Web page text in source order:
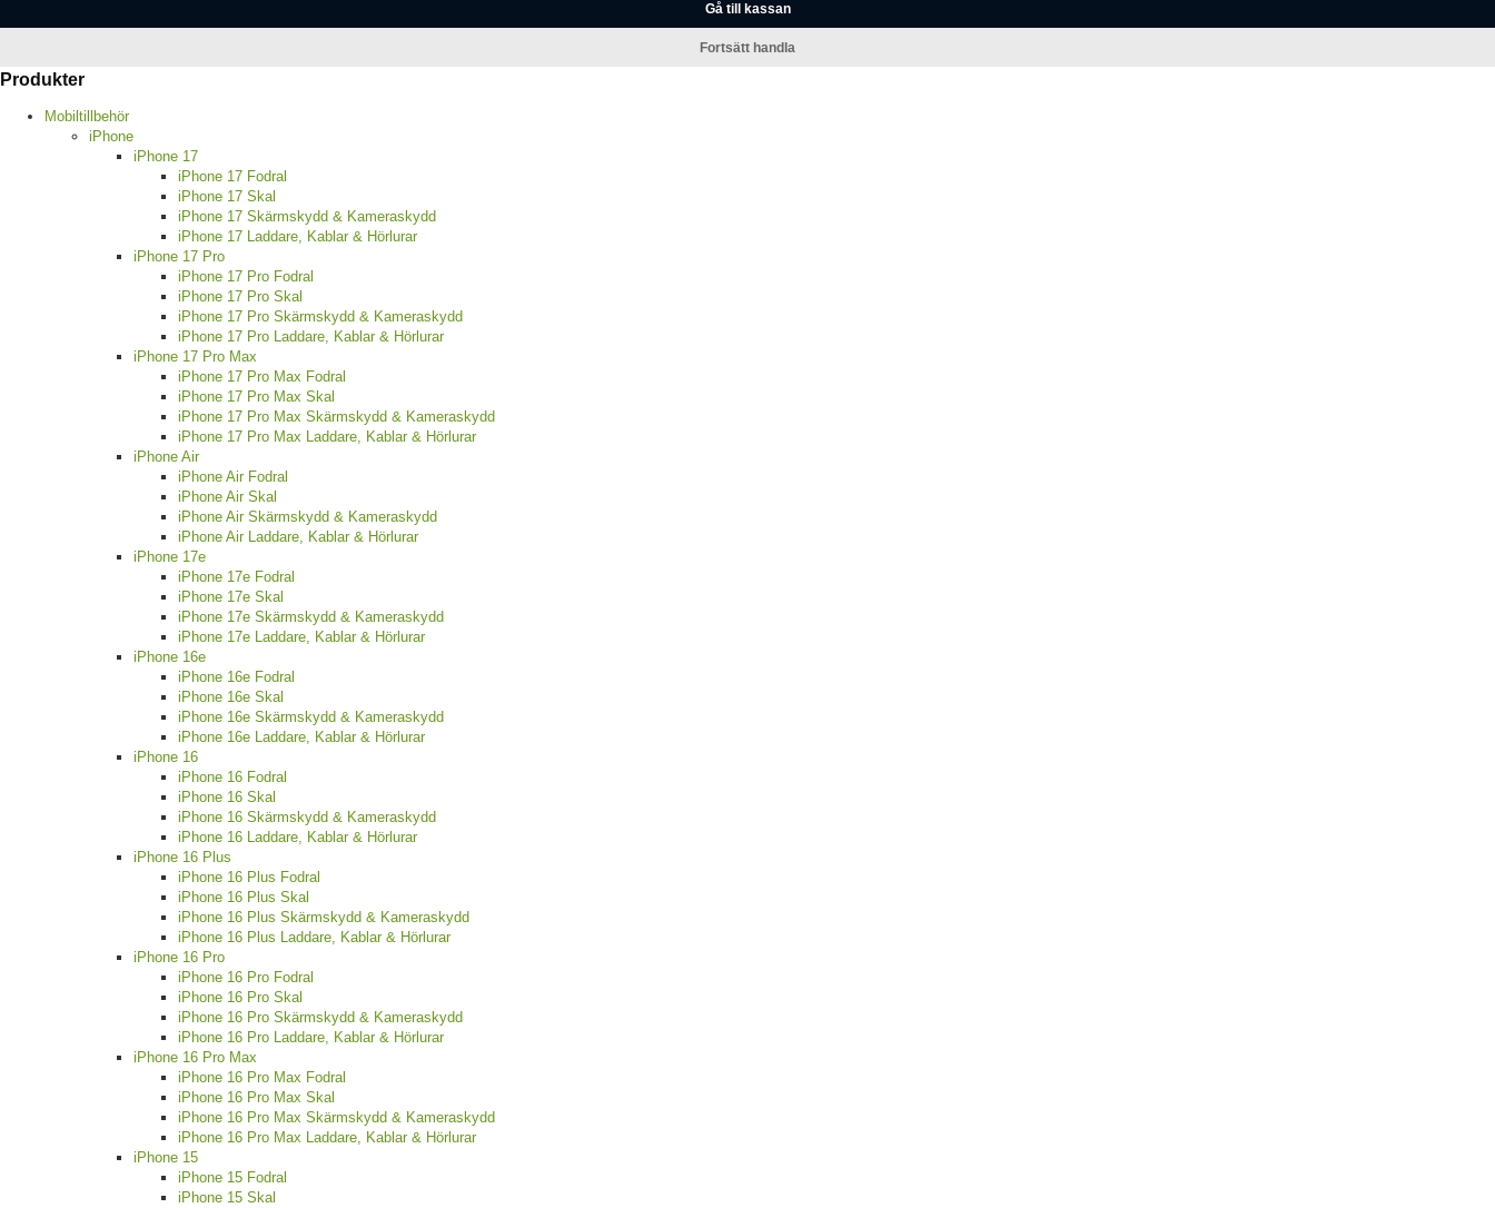
Gå till kassan
Fortsätt handla
Produkter
Mobiltillbehör
iPhone
iPhone 17
iPhone 17 Fodral
iPhone 17 Skal
iPhone 17 Skärmskydd & Kameraskydd
iPhone 17 Laddare, Kablar & Hörlurar
iPhone 17 Pro
iPhone 17 Pro Fodral
iPhone 17 Pro Skal
iPhone 17 Pro Skärmskydd & Kameraskydd
iPhone 17 Pro Laddare, Kablar & Hörlurar
iPhone 17 Pro Max
iPhone 17 Pro Max Fodral
iPhone 17 Pro Max Skal
iPhone 17 Pro Max Skärmskydd & Kameraskydd
iPhone 17 Pro Max Laddare, Kablar & Hörlurar
iPhone Air
iPhone Air Fodral
iPhone Air Skal
iPhone Air Skärmskydd & Kameraskydd
iPhone Air Laddare, Kablar & Hörlurar
iPhone 17e
iPhone 17e Fodral
iPhone 17e Skal
iPhone 17e Skärmskydd & Kameraskydd
iPhone 17e Laddare, Kablar & Hörlurar
iPhone 16e
iPhone 16e Fodral
iPhone 16e Skal
iPhone 16e Skärmskydd & Kameraskydd
iPhone 16e Laddare, Kablar & Hörlurar
iPhone 16
iPhone 16 Fodral
iPhone 16 Skal
iPhone 16 Skärmskydd & Kameraskydd
iPhone 16 Laddare, Kablar & Hörlurar
iPhone 16 Plus
iPhone 16 Plus Fodral
iPhone 16 Plus Skal
iPhone 16 Plus Skärmskydd & Kameraskydd
iPhone 16 Plus Laddare, Kablar & Hörlurar
iPhone 16 Pro
iPhone 16 Pro Fodral
iPhone 16 Pro Skal
iPhone 16 Pro Skärmskydd & Kameraskydd
iPhone 16 Pro Laddare, Kablar & Hörlurar
iPhone 16 Pro Max
iPhone 16 Pro Max Fodral
iPhone 16 Pro Max Skal
iPhone 16 Pro Max Skärmskydd & Kameraskydd
iPhone 16 Pro Max Laddare, Kablar & Hörlurar
iPhone 15
iPhone 15 Fodral
iPhone 15 Skal